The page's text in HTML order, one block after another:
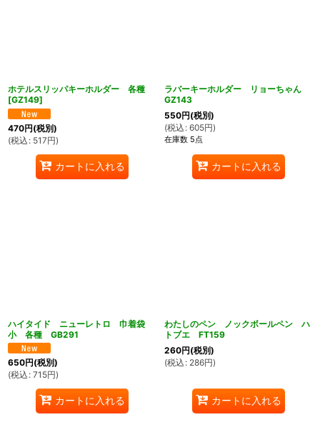
ホテルスリッパキーホルダー 各種
[GZ149]
470円(税別)
(税込 : 517円)
カートに入れる
ラバーキーホルダー リョーちゃん
GZ143
550円(税別)
(税込 : 605円)
在庫数 5点
カートに入れる
ハイタイド ニューレトロ 巾着袋
小 各種 GB291
650円(税別)
(税込 : 715円)
カートに入れる
わたしのペン ノックボールペン ハ
トブエ FT159
260円(税別)
(税込 : 286円)
カートに入れる